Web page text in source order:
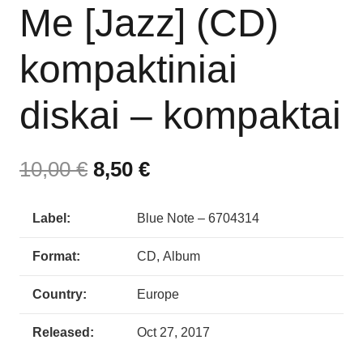
Me [Jazz] (CD)
kompaktiniai
diskai – kompaktai
10,00€ 8,50 €
Label: Blue Note – 6704314
Format: CD, Album
Country: Europe
Released: Oct 27, 2017